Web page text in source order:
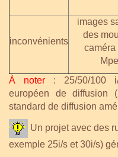
inconvénients
images
des
caméra
À noter : 25/50/100 i/
européen de diffusion
standard de diffusion
Un projet avec des
exemple 25i/s et 30i/s)